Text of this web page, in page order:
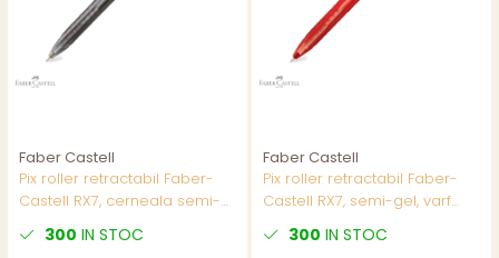
Faber Castell
Pix roller retractabil Faber-
Castell RX7, cerneala semi-
mm, corp triunghiular
300 IN STOC
Faber Castell
Pix roller retractabil Faber-
Castell RX7, semi-gel, varf
rosie rezistenta la apa
300 IN STOC